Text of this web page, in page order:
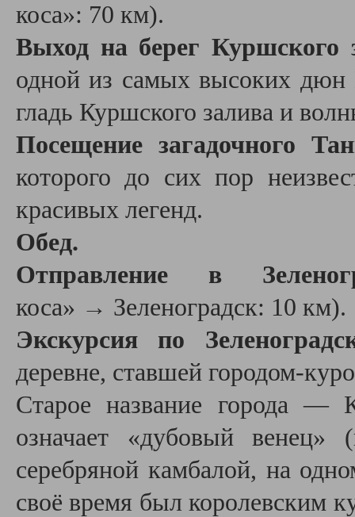
коса»: 70 км).
Выход на берег Куршского
одной из самых высоких дюн
гладь Куршского залива и
Посещение загадочного
которого до сих пор
красивых легенд.
Обед.
Отправление в
коса» → Зеленоградск: 10 км).
Экскурсия по
деревне, ставшей городом-
Старое название города —
означает «дубовый
серебряной камбалой, на
своё время был королевским